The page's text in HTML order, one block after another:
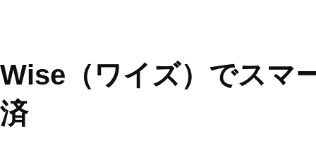
Wise（ワイズ）でスマ
済